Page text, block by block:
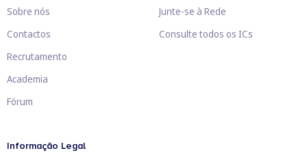
Sobre nós
Contactos
Recrutamento
Academia
Fórum
Junte-se à Rede
Consulte todos os ICs
Informação Legal